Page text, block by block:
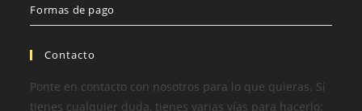
Formas de pago
Contacto
Ponte en contacto con nosotros para lo que quieras. Si
tienes cualquier duda, tienes varias vías para hacerlo: